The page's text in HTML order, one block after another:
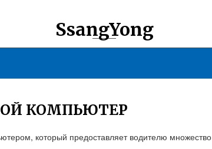
SsangYong
КОМПЬЮТЕР
который предоставляет водителю множество